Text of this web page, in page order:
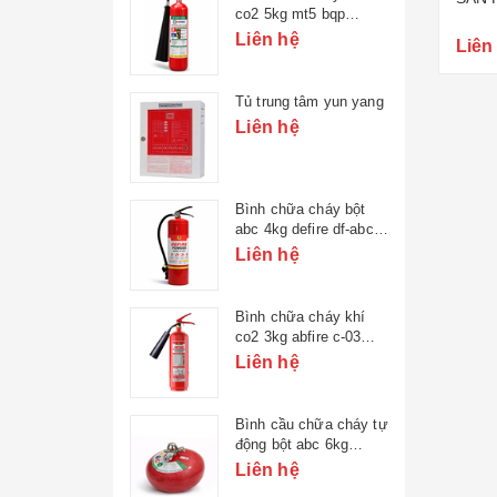
co2 5kg mt5 bqp
83mec (bộ quốc
Liên hệ
Tủ trung tâm yun yang
Liên hệ
Bình chữa cháy bột
abc 4kg defire df-abc4
(bộ công an)
Liên hệ
Bình chữa cháy khí
co2 3kg abfire c-03
(tem bộ công an)
Liên hệ
Bình cầu chữa cháy tự
động bột abc 6kg
83mec bqp (tem kđ)
Liên hệ